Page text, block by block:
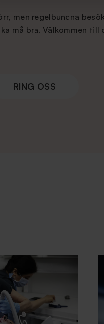
men regelbundna
må bra. Välkommen till
RING OSS